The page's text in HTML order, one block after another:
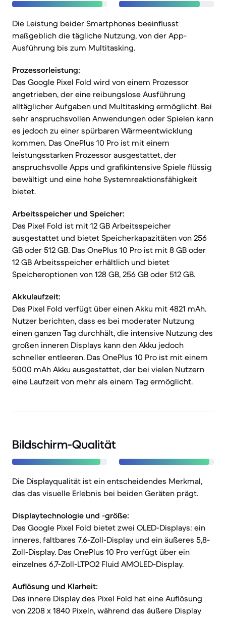
Die Leistung beider Smartphones beeinflusst
maßgeblich die tägliche Nutzung, von der App-
Ausführung bis zum Multitasking.
Prozessorleistung:
Das Google Pixel Fold wird von einem Prozessor
angetrieben, der eine reibungslose Ausführung
alltäglicher Aufgaben und Multitasking ermöglicht. Bei
sehr anspruchsvollen Anwendungen oder Spielen kann
es jedoch zu einer spürbaren Wärmeentwicklung
kommen. Das OnePlus 10 Pro ist mit einem
leistungsstarken Prozessor ausgestattet, der
anspruchsvolle Apps und grafikintensive Spiele flüssig
bewältigt und eine hohe Systemreaktionsfähigkeit
bietet.
Arbeitsspeicher und Speicher:
Das Pixel Fold ist mit 12 GB Arbeitsspeicher
ausgestattet und bietet Speicherkapazitäten von 256
GB oder 512 GB. Das OnePlus 10 Pro ist mit 8 GB oder
12 GB Arbeitsspeicher erhältlich und bietet
Speicheroptionen von 128 GB, 256 GB oder 512 GB.
Akkulaufzeit:
Das Pixel Fold verfügt über einen Akku mit 4821 mAh.
Nutzer berichten, dass es bei moderater Nutzung
einen ganzen Tag durchhält, die intensive Nutzung des
großen inneren Displays kann den Akku jedoch
schneller entleeren. Das OnePlus 10 Pro ist mit einem
5000 mAh Akku ausgestattet, der bei vielen Nutzern
eine Laufzeit von mehr als einem Tag ermöglicht.
Bildschirm-Qualität
Die Displayqualität ist ein entscheidendes Merkmal,
das das visuelle Erlebnis bei beiden Geräten prägt.
Displaytechnologie und -größe:
Das Google Pixel Fold bietet zwei OLED-Displays: ein
inneres, faltbares 7,6-Zoll-Display und ein äußeres 5,8-
Zoll-Display. Das OnePlus 10 Pro verfügt über ein
einzelnes 6,7-Zoll-LTPO2 Fluid AMOLED-Display.
Auflösung und Klarheit:
Das innere Display des Pixel Fold hat eine Auflösung
von 2208 x 1840 Pixeln, während das äußere Display